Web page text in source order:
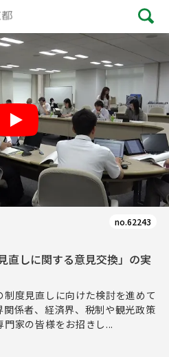
no.62243
直しに関する意見交換」の実
度見直しに向けた検討を進めて
係者、経済界、税制や観光政策
家の皆様をお招きし...